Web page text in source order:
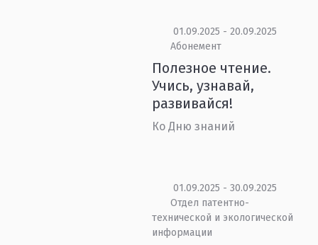
01.09.2025 - 20.09.2025
Абонемент
Полезное чтение.
Учись, узнавай,
развивайся!
Ко Дню знаний
01.09.2025 - 30.09.2025
Отдел патентно-
технической и экологической
информации